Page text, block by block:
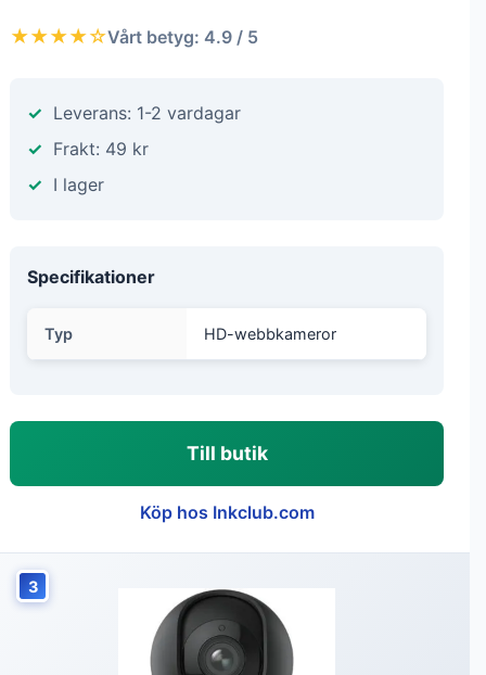
★★★★☆Vårt betyg: 4.9 / 5
Leverans: 1-2 vardagar
Frakt: 49 kr
I lager
Specifikationer
Typ HD-webbkameror
Till butik
Köp hos Inkclub.com
3